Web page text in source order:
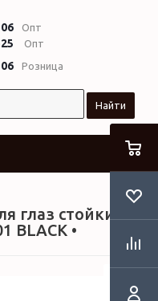
Опт
Опт
Розница
Найти
глаз стойкий
BLACK •